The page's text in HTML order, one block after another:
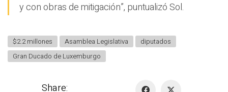
y con obras de mitigación”, puntualizó Sol.
$2.2 millones Asamblea Legislativa
diputados
Gran Ducado de Luxemburgo
Share: